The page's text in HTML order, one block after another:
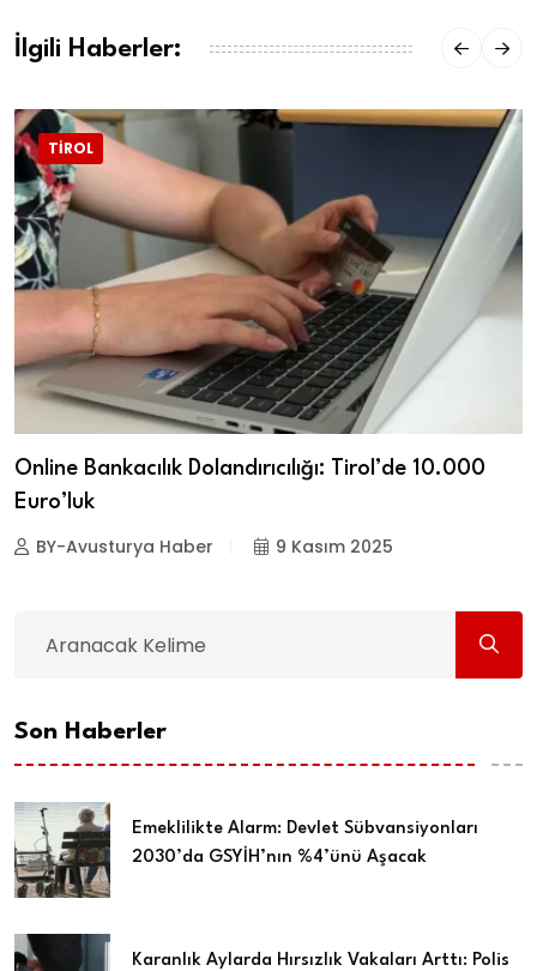
İlgili Haberler:
TIROL
Online Bankacılık Dolandırıcılığı: Tirol’de 10.000
Euro’luk
BY-Avusturya Haber 9 Kasım 2025
Son Haberler
Emeklilikte Alarm: Devlet Sübvansiyonları
2030’da GSYİH’nın %4’ünü Aşacak
Karanlık Aylarda Hırsızlık Vakaları Arttı: Polis